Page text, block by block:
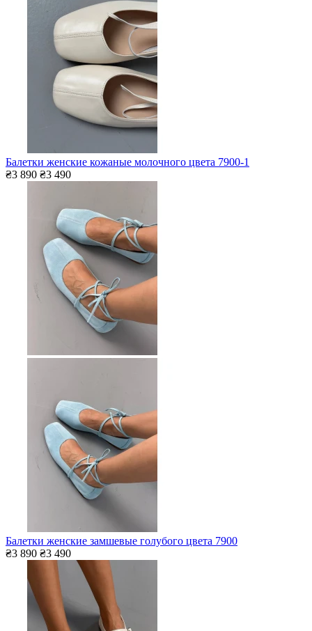
Балетки женские кожаные молочного цвета 7900-1
₴3 890 ₴3 490
Балетки женские замшевые голубого цвета 7900
₴3 890 ₴3 490